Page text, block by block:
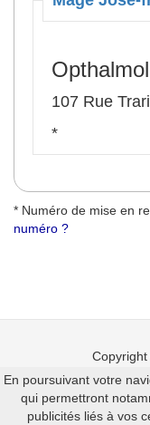
107 Rue
*
* Numéro de mise en
numéro ?
Mentions
En poursuivant votre
qui permettront
publicités liés à vos